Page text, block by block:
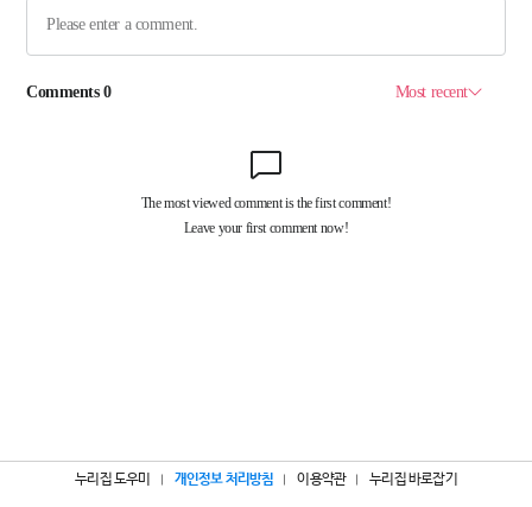
누리집 도우미 개인정보 처리방침 이용약관 누리집 바로잡기